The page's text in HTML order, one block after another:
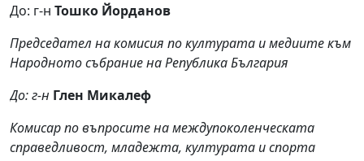
До: г-н Тошко Йорданов
Председател на комисия по културата и медиите към
Народното събраниена Република България
До: г-н Глен Микалеф
Комисар по въпросите на междупоколенческата
справедливост, младежта, културата и спорта